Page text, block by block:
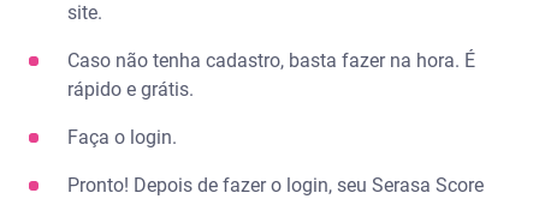
site.
Caso não tenha cadastro, basta fazer na hora. É
rápido e grátis.
Faça o login.
Pronto! Depois de fazer o login, seu Serasa Score